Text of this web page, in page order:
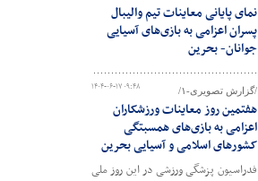
نمای پایانی معاینات تیم والیبال
پسران اعزامی به بازی‌های آسیایی
جوانان- بحرین
۱۴۰۴-۰۶-۱۷ ۰۹:۴۸ /گزارش تصویری-۱/
هفتمین روز معاینات ورزشکاران
اعزامی به بازی‌های همسبتگی
کشورهای اسلامی و آسیایی بحرین
فدراسیون پزشگی ورزشی در این روز ملی